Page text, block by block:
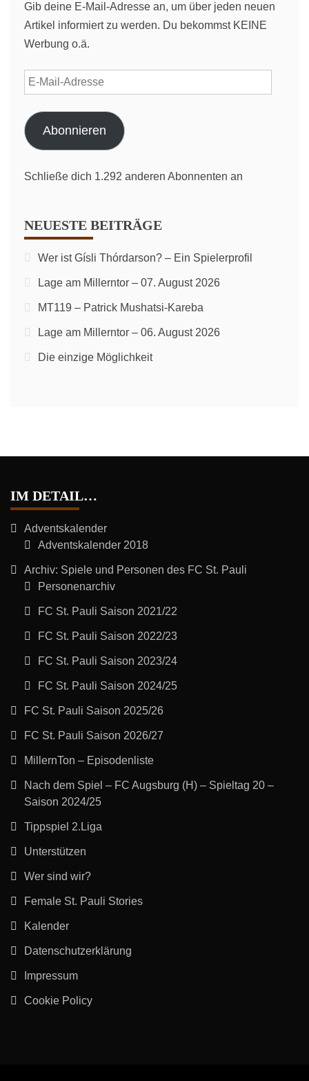
Gib deine E-Mail-Adresse an, um über jeden neuen
Artikel informiert zu werden. Du bekommst KEINE
Werbung o.ä.
E-
Mail-
Adresse
Abonnieren
Schließe dich 1.292 anderen Abonnenten an
NEUESTE BEITRÄGE
Wer ist Gísli Thórdarson? – Ein Spielerprofil
Lage am Millerntor – 07. August 2026
MT119 – Patrick Mushatsi-Kareba
Lage am Millerntor – 06. August 2026
Die einzige Möglichkeit
IM DETAIL…
Adventskalender
Adventskalender 2018
Archiv: Spiele und Personen des FC St. Pauli
Personenarchiv
FC St. Pauli Saison 2021/22
FC St. Pauli Saison 2022/23
FC St. Pauli Saison 2023/24
FC St. Pauli Saison 2024/25
FC St. Pauli Saison 2025/26
FC St. Pauli Saison 2026/27
MillernTon – Episodenliste
Nach dem Spiel – FC Augsburg (H) – Spieltag 20 –
Saison 2024/25
Tippspiel 2.Liga
Unterstützen
Wer sind wir?
Female St. Pauli Stories
Kalender
Datenschutzerklärung
Impressum
Cookie Policy